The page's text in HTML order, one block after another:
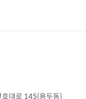
대로 145(용두동)